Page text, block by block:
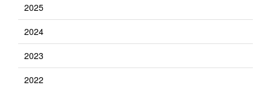
2025
2024
2023
2022